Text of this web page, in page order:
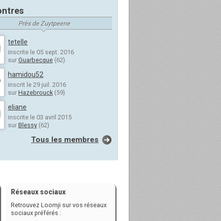
Près de Zuytpeene
tetelle
inscrite le 05 sept. 2016
sur Guarbecque (62)
hamidou52
inscrit le 29 juil. 2016
sur Hazebrouck (59)
eliane
inscrite le 03 avril 2015
sur Blessy (62)
Tous les membres
Réseaux sociaux
Retrouvez Loomji sur vos réseaux
sociaux préférés :